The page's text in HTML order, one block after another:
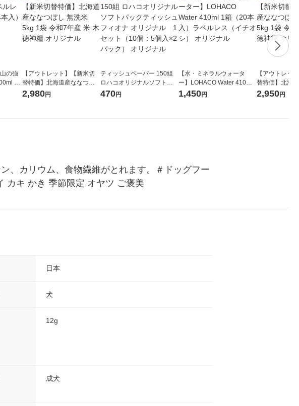
の強
1
【アウトレット】【新米切
替特価】北海道産ななつぼ
し 無洗米 5kg 1袋 令和7年産
2,980円
ティッシュペーパー 150組
ロハコオリジナルソフトパ
ックティッシュ フィオナ オ
470円
【水・ミネラルウォータ
ー】LOHACO Water 410ml
1箱（20本入）ラベルレス
1,450円
【アウトレッ
替特価】北海
し 精白米 5kg
2,950円
、カリウム、食物繊維がとれます。＃ドッグフー
カキ かき 季節限定 オヤツ ご褒美
日本
犬
12g
成犬